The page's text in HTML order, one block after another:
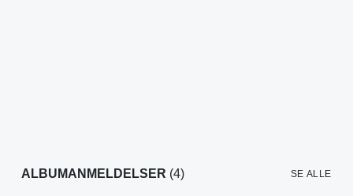
ALBUMANMELDELSER (4) SE ALLE